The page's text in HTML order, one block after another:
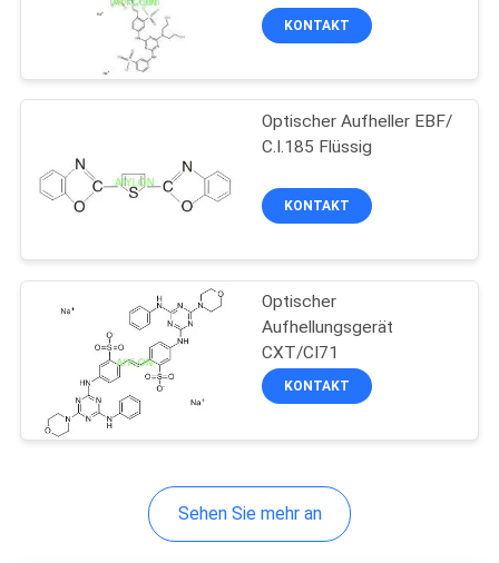
KONTAKT
Optischer Aufheller EBF/
C.I.185 Flüssig
KONTAKT
Optischer
Aufhellungsgerät
CXT/CI71
KONTAKT
Sehen Sie mehr an